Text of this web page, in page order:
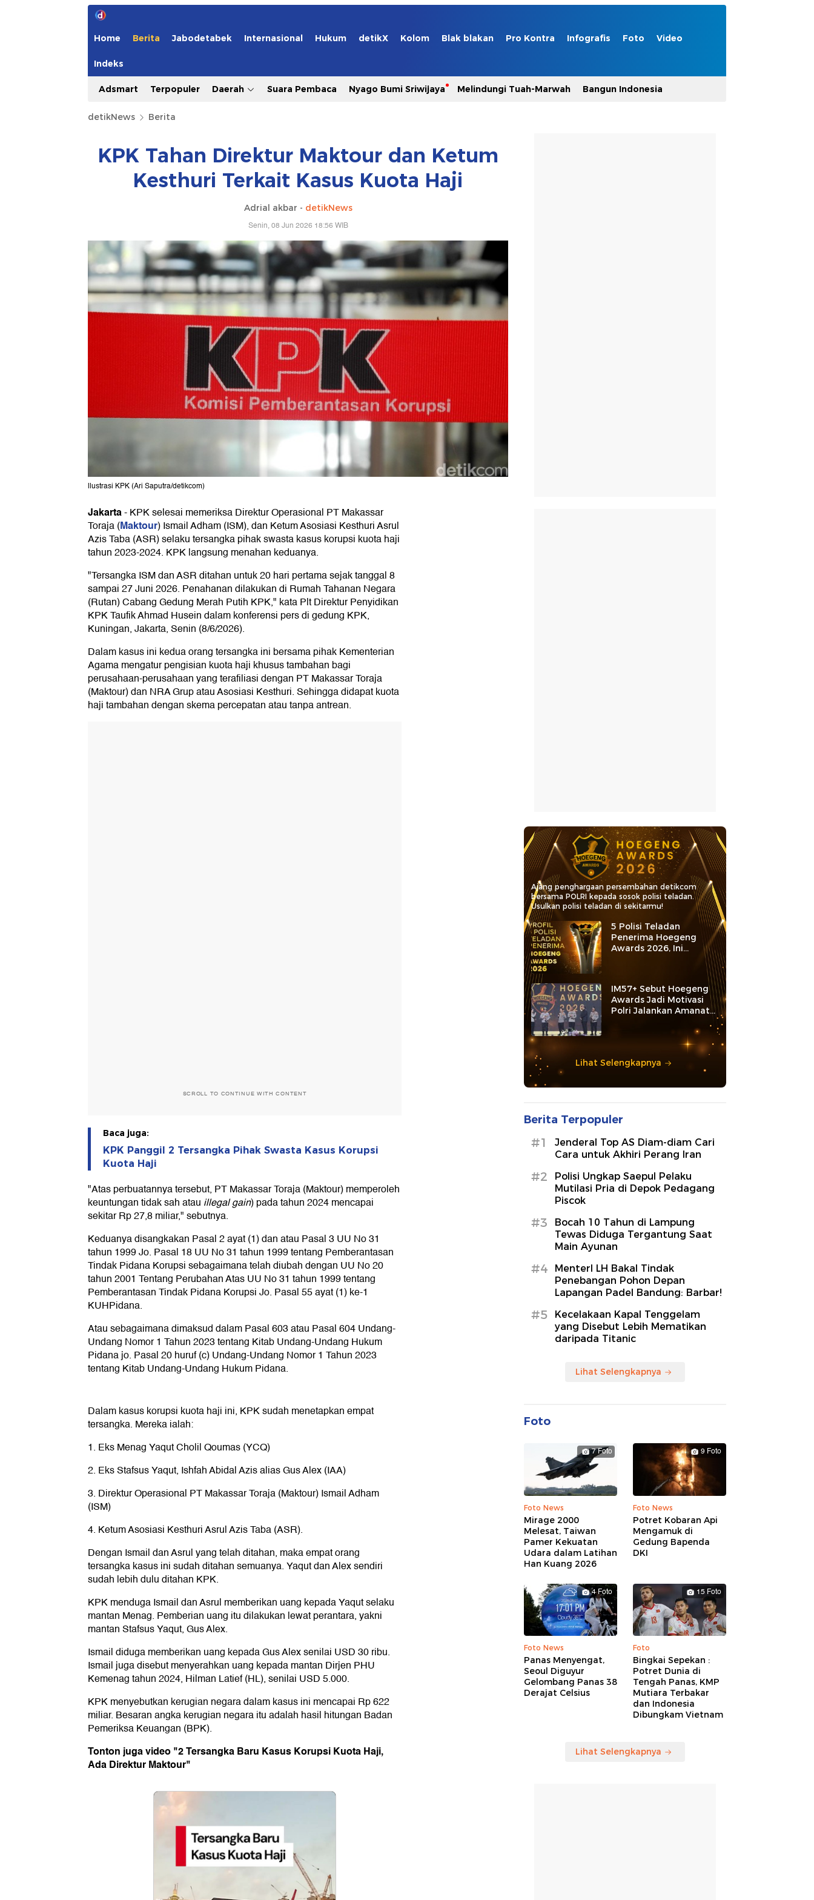
Home Berita Jabodetabek Internasional Hukum detikX Kolom Blak blakan Pro Kontra Infografis Foto Video
Indeks
Adsmart Terpopuler Daerah Suara Pembaca Nyago Bumi Sriwijaya Melindungi Tuah-Marwah Bangun Indonesia
detikNews Berita
KPK Tahan Direktur Maktour dan Ketum
Kesthuri Terkait Kasus Kuota Haji
Adrial akbar - detikNews
Senin, 08 Jun 2026 18:56 WIB
llustrasi KPK (Ari Saputra/detikcom)
Jakarta-KPK selesai memeriksa Direktur Operasional PT Makassar
Toraja (Maktour) Ismail Adham (ISM), dan Ketum Asosiasi Kesthuri Asrul
Azis Taba (ASR) selaku tersangka pihak swasta kasus korupsi kuota haji
tahun 2023-2024. KPK langsung menahan keduanya.
"Tersangka ISM dan ASR ditahan untuk 20 hari pertama sejak tanggal 8
sampai 27 Juni 2026. Penahanan dilakukan di Rumah Tahanan Negara
(Rutan) Cabang Gedung Merah Putih KPK," kata Plt Direktur Penyidikan
KPK Taufik Ahmad Husein dalam konferensi pers di gedung KPK,
Kuningan, Jakarta, Senin (8/6/2026).
Dalam kasus ini kedua orang tersangka ini bersama pihak Kementerian
Agama mengatur pengisian kuota haji khusus tambahan bagi
perusahaan-perusahaan yang terafiliasi dengan PT Makassar Toraja
(Maktour) dan NRA Grup atau Asosiasi Kesthuri. Sehingga didapat kuota
haji tambahan dengan skema percepatan atau tanpa antrean.
SCROLL TO CONTINUE WITH CONTENT
Baca juga:
KPK Panggil 2 Tersangka Pihak Swasta Kasus Korupsi
Kuota Haji
"Atas perbuatannya tersebut, PT Makassar Toraja (Maktour) memperoleh
keuntungan tidak sah atau illegal gain) pada tahun 2024 mencapai
sekitar Rp 27,8 miliar," sebutnya.
Keduanya disangkakan Pasal 2 ayat (1) dan atau Pasal 3 UU No 31
tahun 1999 Jo. Pasal 18 UU No 31 tahun 1999 tentang Pemberantasan
Tindak Pidana Korupsi sebagaimana telah diubah dengan UU No 20
tahun 2001 Tentang Perubahan Atas UU No 31 tahun 1999 tentang
Pemberantasan Tindak Pidana Korupsi Jo. Pasal 55 ayat (1) ke-1
KUHPidana.
Atau sebagaimana dimaksud dalam Pasal 603 atau Pasal 604 Undang-
Undang Nomor 1 Tahun 2023 tentang Kitab Undang-Undang Hukum
Pidana jo. Pasal 20 huruf (c) Undang-Undang Nomor 1 Tahun 2023
tentang Kitab Undang-Undang Hukum Pidana.
Dalam kasus korupsi kuota haji ini, KPK sudah menetapkan empat
tersangka. Mereka ialah:
1. Eks Menag Yaqut Cholil Qoumas (YCQ)
2. Eks Stafsus Yaqut, Ishfah Abidal Azis alias Gus Alex (IAA)
3. Direktur Operasional PT Makassar Toraja (Maktour) Ismail Adham
(ISM)
4. Ketum Asosiasi Kesthuri Asrul Azis Taba (ASR).
Dengan Ismail dan Asrul yang telah ditahan, maka empat orang
tersangka kasus ini sudah ditahan semuanya. Yaqut dan Alex sendiri
sudah lebih dulu ditahan KPK.
KPK menduga Ismail dan Asrul memberikan uang kepada Yaqut selaku
mantan Menag. Pemberian uang itu dilakukan lewat perantara, yakni
mantan Stafsus Yaqut, Gus Alex.
Ismail diduga memberikan uang kepada Gus Alex senilai USD 30 ribu.
Ismail juga disebut menyerahkan uang kepada mantan Dirjen PHU
Kemenag tahun 2024, Hilman Latief (HL), senilai USD 5.000.
KPK menyebutkan kerugian negara dalam kasus ini mencapai Rp 622
miliar. Besaran angka kerugian negara itu adalah hasil hitungan Badan
Pemeriksa Keuangan (BPK).
Tonton juga video "2 Tersangka Baru Kasus Korupsi Kuota Haji,
Ada Direktur Maktour"
Ajang penghargaan persembahan detikcom
bersama POLRI kepada sosok polisi teladan.
Usulkan polisi teladan di sekitarmu!
5 Polisi Teladan
Penerima Hoegeng
Awards 2026, Ini
Kategori dan Kiprahnya
IM57+ Sebut Hoegeng
Awards Jadi Motivasi
Polri Jalankan Amanat
Lihat Selengkapnya
Berita Terpopuler
#1
Jenderal Top AS Diam-diam Cari
Cara untuk Akhiri Perang Iran
#2
Polisi Ungkap Saepul Pelaku
Mutilasi Pria di Depok Pedagang
Piscok
#3
Bocah 10 Tahun di Lampung
Tewas Diduga Tergantung Saat
Main Ayunan
#4
MenterI LH Bakal Tindak
Penebangan Pohon Depan
Lapangan Padel Bandung: Barbar!
#5
Kecelakaan Kapal Tenggelam
yang Disebut Lebih Mematikan
daripada Titanic
Lihat Selengkapnya
Foto
7 Foto
Foto News
Mirage 2000
Melesat, Taiwan
Pamer Kekuatan
Udara dalam Latihan
Han Kuang 2026
9 Foto
Foto News
Potret Kobaran Api
Mengamuk di
Gedung Bapenda
DKI
4 Foto
Foto News
Panas Menyengat,
Seoul Diguyur
Gelombang Panas 38
Derajat Celsius
15 Foto
Foto
Bingkai Sepekan :
Potret Dunia di
Tengah Panas, KMP
Mutiara Terbakar
dan Indonesia
Dibungkam Vietnam
Lihat Selengkapnya